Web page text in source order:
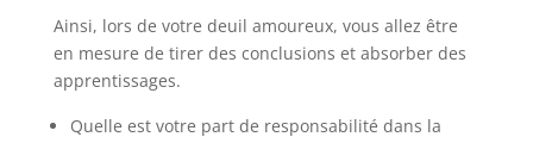
Ainsi, lors de votre deuil amoureux, vous allez être
en mesure de tirer des conclusions et absorber des
apprentissages.
Quelle est votre part de responsabilité dans la